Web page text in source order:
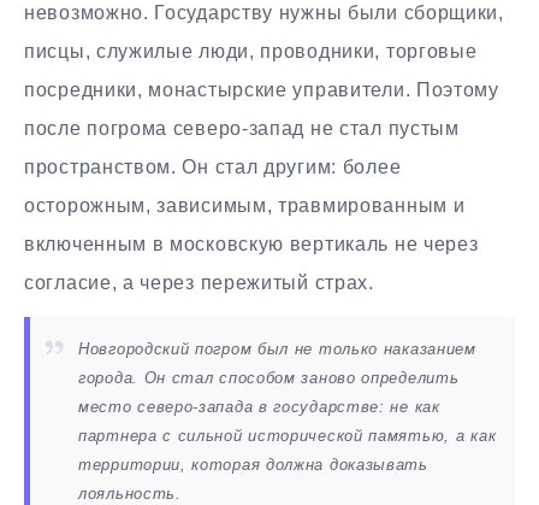
невозможно. Государству нужны были сборщики,
писцы, служилые люди, проводники, торговые
посредники, монастырские управители. Поэтому
после погрома северо-запад не стал пустым
пространством. Он стал другим: более
осторожным, зависимым, травмированным и
включенным в московскую вертикаль не через
согласие, а через пережитый страх.
Новгородский погром был не только наказанием
города. Он стал способом заново определить
место северо-запада в государстве: не как
партнера с сильной исторической памятью, а как
территории, которая должна доказывать
лояльность.